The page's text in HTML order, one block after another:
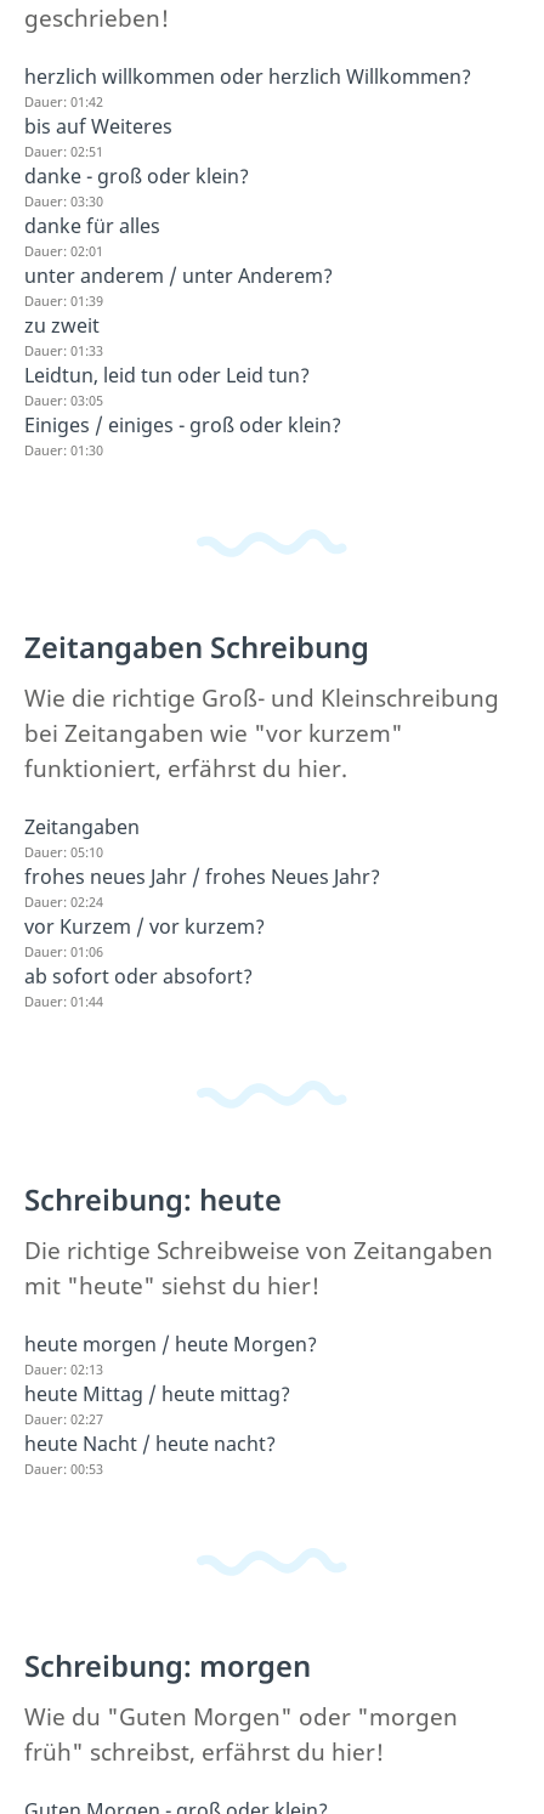
geschrieben!
herzlich willkommen oder herzlich Willkommen?
Dauer: 01:42
bis auf Weiteres
Dauer: 02:51
danke - groß oder klein?
Dauer: 03:30
danke für alles
Dauer: 02:01
unter anderem / unter Anderem?
Dauer: 01:39
zu zweit
Dauer: 01:33
Leidtun, leid tun oder Leid tun?
Dauer: 03:05
Einiges / einiges - groß oder klein?
Dauer: 01:30
Zeitangaben Schreibung
Wie die richtige Groß- und Kleinschreibung
bei Zeitangaben wie "vor kurzem"
funktioniert, erfährst du hier.
Zeitangaben
Dauer: 05:10
frohes neues Jahr / frohes Neues Jahr?
Dauer: 02:24
vor Kurzem / vor kurzem?
Dauer: 01:06
ab sofort oder absofort?
Dauer: 01:44
Schreibung: heute
Die richtige Schreibweise von Zeitangaben
mit "heute" siehst du hier!
heute morgen / heute Morgen?
Dauer: 02:13
heute Mittag / heute mittag?
Dauer: 02:27
heute Nacht / heute nacht?
Dauer: 00:53
Schreibung: morgen
Wie du "Guten Morgen" oder "morgen
früh" schreibst, erfährst du hier!